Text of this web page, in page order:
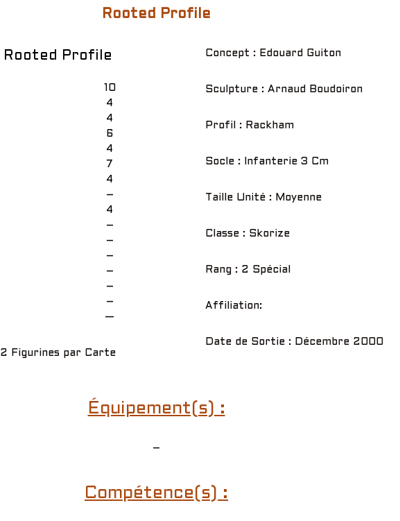
Rooted Profile
Rooted Profile
10
4
4
6
4
7
4
–
4
–
–
–
–
–
–
—
2 Figurines par Carte
Concept : Edouard Guiton
Sculpture : Arnaud Boudoiron
Profil : Rackham
Socle : Infanterie 3 Cm
Taille Unité : Moyenne
Classe : Skorize
Rang : 2 Spécial
Affiliation:
Date de Sortie : Décembre 2000
Équipement(s) :
–
Compétence(s) :